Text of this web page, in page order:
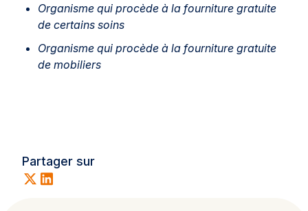
Organisme qui procède à la fourniture gratuite
de certains soins
Organisme qui procède à la fourniture gratuite
de mobiliers
Partager sur